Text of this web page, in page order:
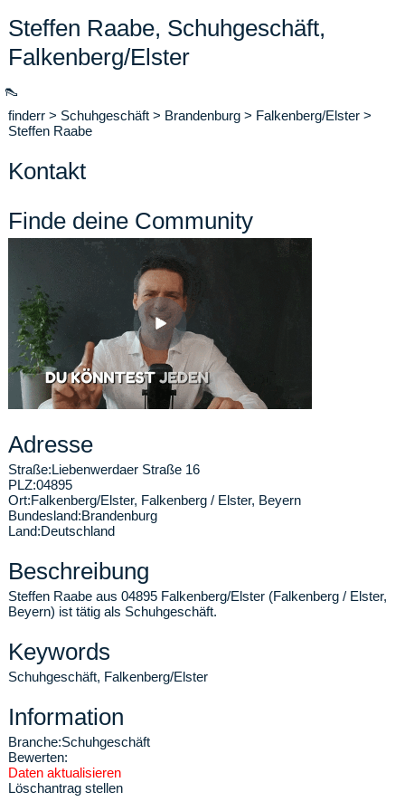
Steffen Raabe, Schuhgeschäft,
Falkenberg/Elster
👠
finderr > Schuhgeschäft > Brandenburg > Falkenberg/Elster >
Steffen Raabe
Kontakt
Finde deine Community
Adresse
Straße:Liebenwerdaer Straße 16
PLZ:04895
Ort:Falkenberg/Elster, Falkenberg / Elster, Beyern
Bundesland:Brandenburg
Land:Deutschland
Beschreibung
Steffen Raabe aus 04895 Falkenberg/Elster (Falkenberg / Elster,
Beyern) ist tätig als Schuhgeschäft.
Keywords
Schuhgeschäft, Falkenberg/Elster
Information
Branche:Schuhgeschäft
Bewerten:
Daten aktualisieren
Löschantrag stellen